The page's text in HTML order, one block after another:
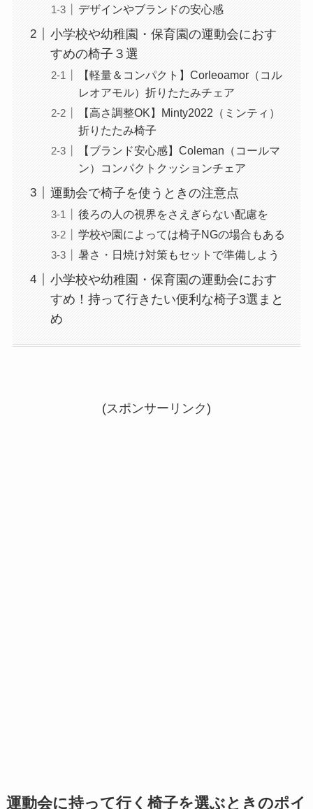
デザインやブランドの安心感
小学校や幼稚園・保育園の運動会におす
すめの椅子３選
【軽量＆コンパクト】Corleoamor（コル
レオアモル）折りたたみチェア
【高さ調整OK】Minty2022（ミンティ）
折りたたみ椅子
【ブランド安心感】Coleman（コールマ
ン）コンパクトクッションチェア
運動会で椅子を使うときの注意点
後ろの人の視界をさえぎらない配慮を
学校や園によっては椅子NGの場合もある
暑さ・日焼け対策もセットで準備しよう
小学校や幼稚園・保育園の運動会におす
すめ！持って行きたい便利な椅子3選まと
め
(スポンサーリンク)
運動会に持って行く椅子を選ぶときのポイ